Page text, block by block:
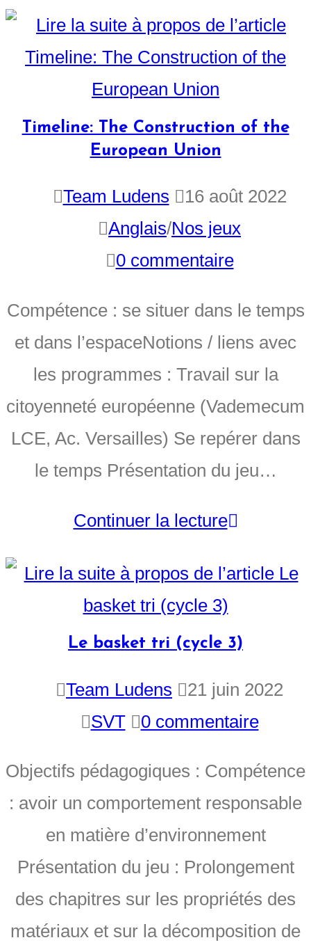
Timeline: The Construction of the
European Union
Team Ludens
16 août 2022
Anglais/Nos jeux
0 commentaire
Compétence : se situer dans le temps
et dans l’espaceNotions / liens avec
les programmes : Travail sur la
citoyenneté européenne (Vademecum
LCE, Ac. Versailles) Se repérer dans
le temps Présentation du jeu…
Continuer la lecture
Le basket tri (cycle 3)
Team Ludens
21 juin 2022
SVT
0 commentaire
Objectifs pédagogiques : Compétence
: avoir un comportement responsable
en matière d’environnement
Présentation du jeu : Prolongement
des chapitres sur les propriétés des
matériaux et sur la décomposition de